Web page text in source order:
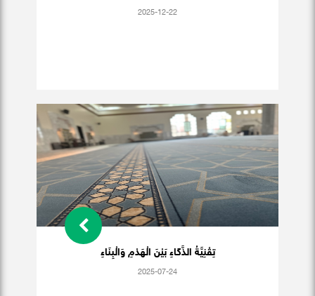
2025-12-22
تِقْنِيَّةُ الذَّكَاءِ بَيْنَ الْهَدْمِ وَالْبِنَاءِ
2025-07-24